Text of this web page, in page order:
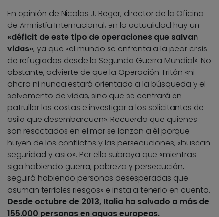
En opinión de Nicolas J. Beger, director de la Oficina
de Amnistía Internacional, en la actualidad hay un
«déficit de este tipo de operaciones que salvan
vidas», ya que «el mundo se enfrenta a la peor crisis
de refugiados desde la Segunda Guerra Mundial». No
obstante, advierte de que la Operación Tritón «ni
ahora ni nunca estará orientada a la búsqueda y el
salvamento de vidas, sino que se centrará en
patrullar las costas e investigar a los solicitantes de
asilo que desembarquen». Recuerda que quienes
son rescatados en el mar se lanzan a él porque
huyen de los conflictos y las persecuciones, «buscan
seguridad y asilo». Por ello subraya que «mientras
siga habiendo guerra, pobreza y persecución,
seguirá habiendo personas desesperadas que
asuman terribles riesgos» e insta a tenerlo en cuenta.
Desde octubre de 2013, Italia ha salvado a más de
155.000 personas en aguas europeas.